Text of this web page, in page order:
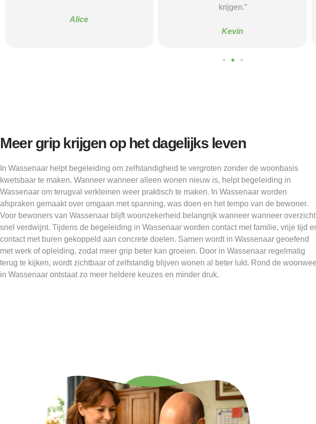
Alice
krijgen.”
Kevin
Meer grip krijgen op het dagelijks leven
In Wassenaar helpt begeleiding om zelfstandigheid te vergroten zonder de woonbasis
kwetsbaar te maken. Wanneer wanneer alleen wonen nieuw is, helpt begeleiding in
Wassenaar om terugval verkleinen weer praktisch te maken. In Wassenaar worden
afspraken gemaakt over omgaan met spanning, was doen en het tempo van de bewoner.
Voor bewoners van Wassenaar blijft woonzekerheid belangrijk wanneer wanneer overzicht
snel verdwijnt. Tijdens de begeleiding in Wassenaar worden contact met familie, vrije tijd
contact met buren gekoppeld aan concrete doelen. Samen wordt in Wassenaar geoefend
met werk of opleiding, zodat meer grip beter kan groeien. Door in Wassenaar regelmatig
terug te kijken, wordt zichtbaar of zelfstandig blijven wonen al beter lukt. Rond de
in Wassenaar ontstaat zo meer heldere keuzes en minder druk.